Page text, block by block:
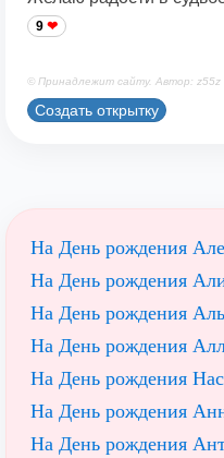
9
© Принадлежит сайту. Автор: z55z
Создать открытку
На День рождения
На День рождения
На День рождения
На День рождения
На День рождения
На День рождения
На День рождения